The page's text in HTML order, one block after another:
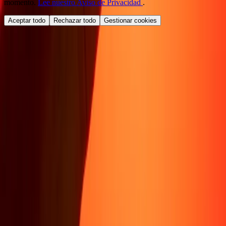
momento. Lee nuestro Aviso de Privacidad .
Aceptar todo Rechazar todo Gestionar cookies